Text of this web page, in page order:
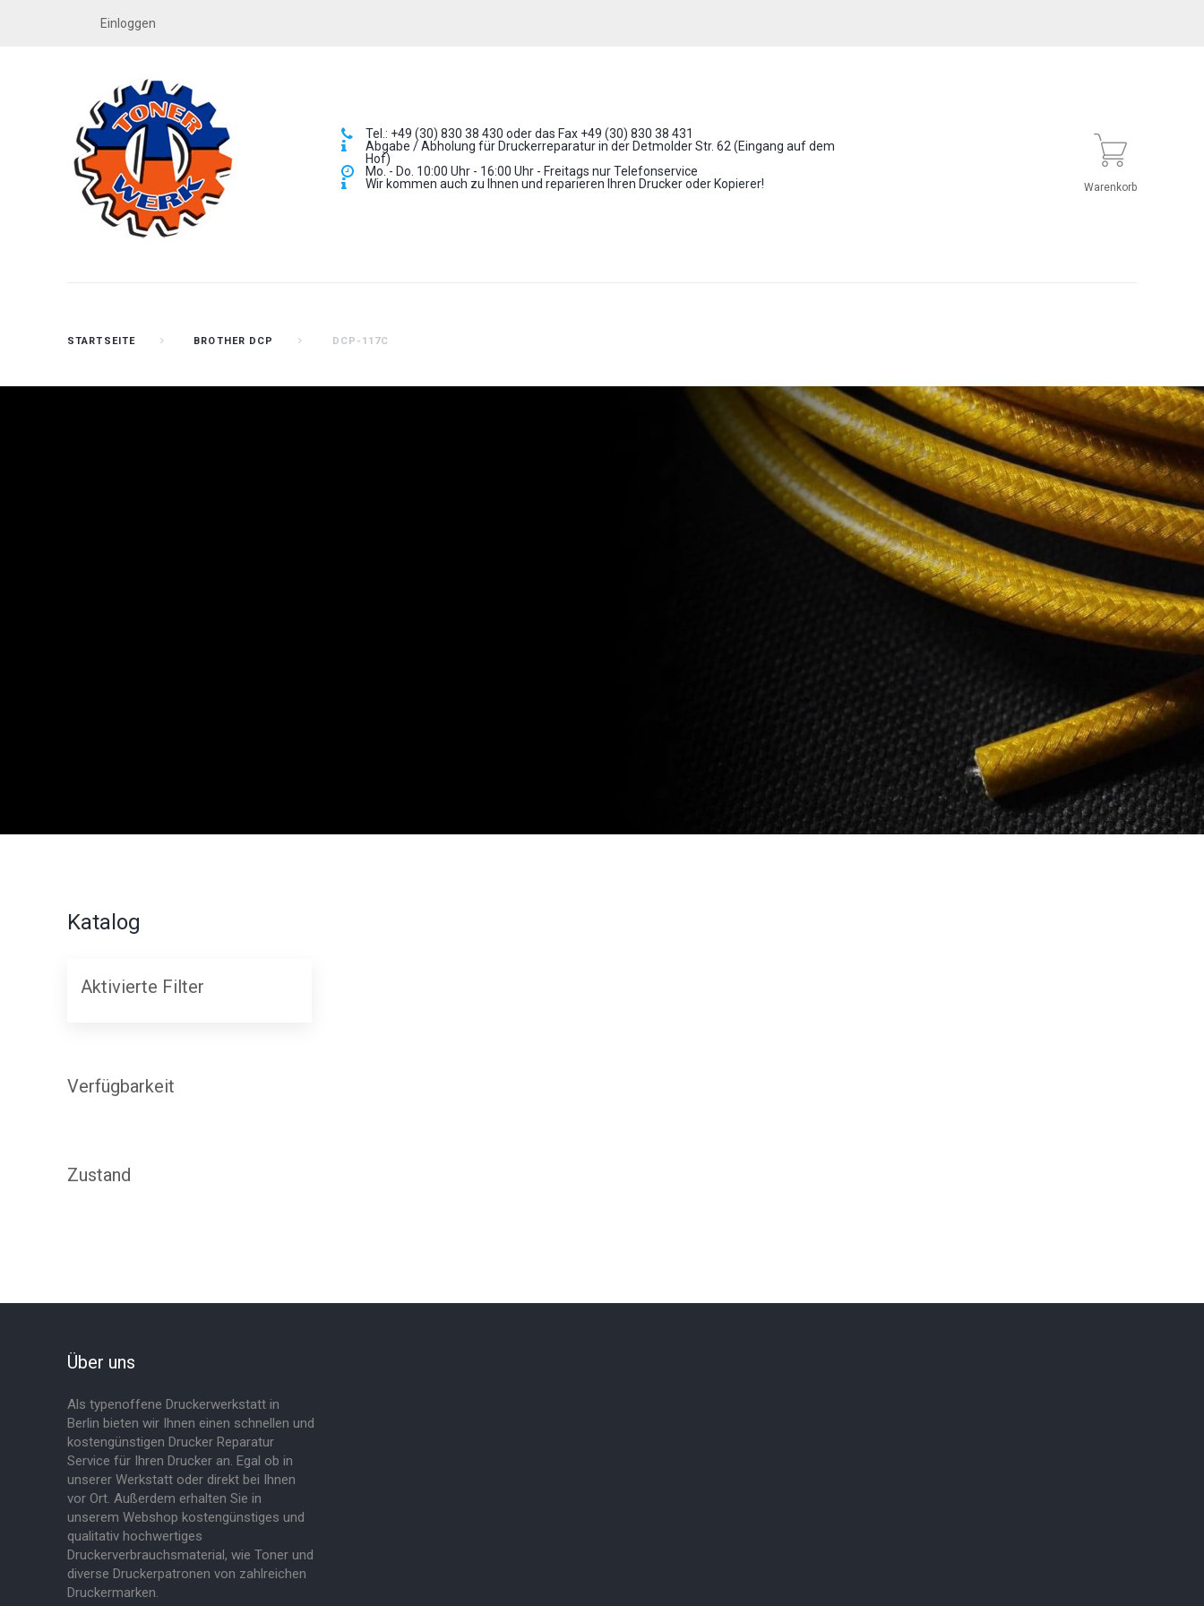
Einloggen
Tel.: +49 (30) 830 38 430 oder das Fax +49 (30) 830 38 431
Abgabe / Abholung für Druckerreparatur in der Detmolder Str. 62 (Eingang auf dem
Hof)
Mo. - Do. 10:00 Uhr - 16:00 Uhr - Freitags nur Telefonservice
Wir kommen auch zu Ihnen und reparieren Ihren Drucker oder Kopierer!
Warenkorb
STARTSEITE BROTHER DCP DCP-117C
Katalog
Aktivierte Filter
Verfügbarkeit
Zustand
Über uns
Als typenoffene Druckerwerkstatt in
Berlin bieten wir Ihnen einen schnellen und
kostengünstigen Drucker Reparatur
Service für Ihren Drucker an. Egal ob in
unserer Werkstatt oder direkt bei Ihnen
vor Ort. Außerdem erhalten Sie in
unserem Webshop kostengünstiges und
qualitativ hochwertiges
Druckerverbrauchsmaterial, wie Toner und
diverse Druckerpatronen von zahlreichen
Druckermarken.